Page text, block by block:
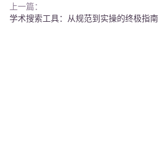
上一篇：
学术搜索工具：从规范到实操的终极指南